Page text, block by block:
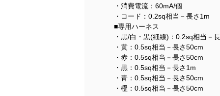
・消費電流：60mA/個
・コード：0.2sq相当－長さ1m
■専用ハーネス
・黒/白・黒(細線)：0.2sq相当－
・黄：0.5sq相当－長さ50cm
・赤：0.5sq相当－長さ50cm
・黒：0.5sq相当－長さ1m
・青：0.5sq相当－長さ50cm
・橙：0.5sq相当－長さ50cm